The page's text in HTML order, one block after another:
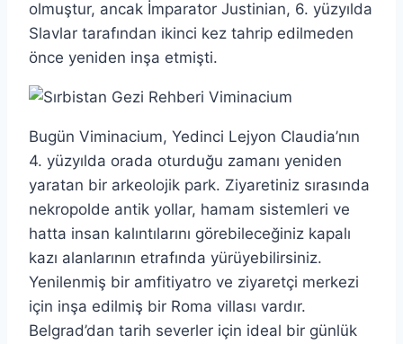
olmuştur, ancak İmparator Justinian, 6. yüzyılda
Slavlar tarafından ikinci kez tahrip edilmeden
önce yeniden inşa etmişti.
Bugün Viminacium, Yedinci Lejyon Claudia’nın
4. yüzyılda orada oturduğu zamanı yeniden
yaratan bir arkeolojik park. Ziyaretiniz sırasında
nekropolde antik yollar, hamam sistemleri ve
hatta insan kalıntılarını görebileceğiniz kapalı
kazı alanlarının etrafında yürüyebilirsiniz.
Yenilenmiş bir amfitiyatro ve ziyaretçi merkezi
için inşa edilmiş bir Roma villası vardır.
Belgrad’dan tarih severler için ideal bir günlük